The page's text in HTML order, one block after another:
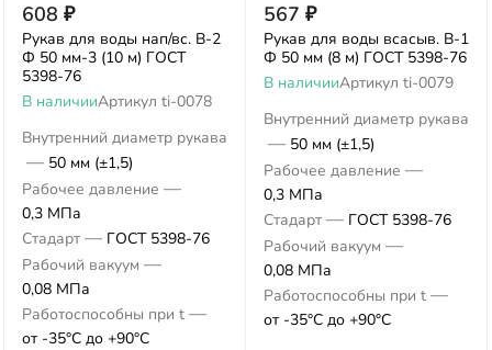
608 ₽
Рукав для воды нап/вс. В-2
Ф 50 мм-3 (10 м) ГОСТ
5398-76
В наличииАртикул ti-0078
Внутренний диаметр рукава
— 50 мм (±1,5)
Рабочее давление —
0,3 МПа
Стадарт — ГОСТ 5398-76
Рабочий вакуум —
0,08 МПа
Работоспособны при t —
от -35°С до +90°С
567 ₽
Рукав для воды всасыв. В-1
Ф 50 мм (8 м) ГОСТ 5398-76
В наличииАртикул ti-0079
Внутренний диаметр рукава
— 50 мм (±1,5)
Рабочее давление —
0,3 МПа
Стадарт — ГОСТ 5398-76
Рабочий вакуум —
0,08 МПа
Работоспособны при t —
от -35°С до +90°С